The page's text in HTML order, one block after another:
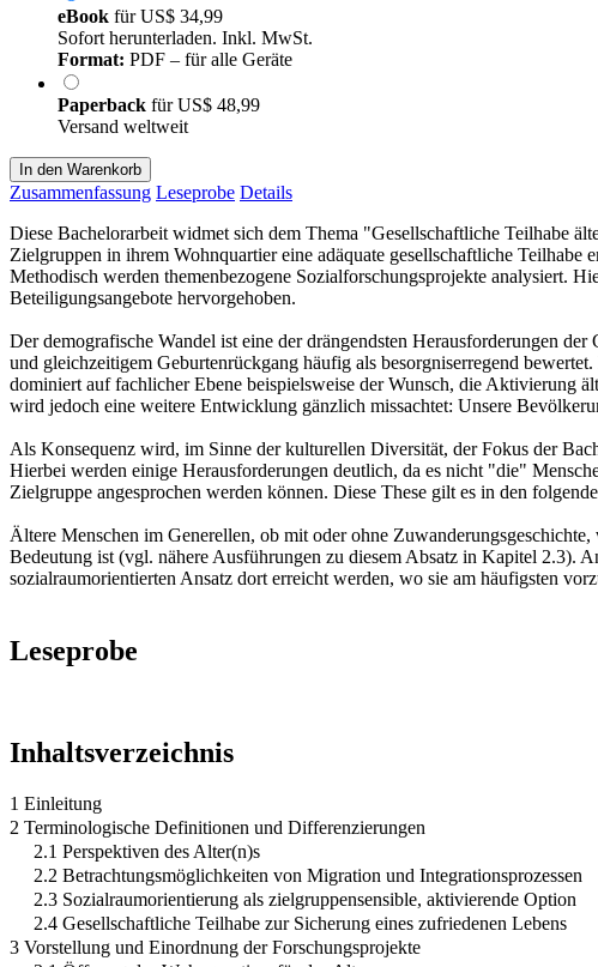
eBook fürUS$ 34,99
Sofort herunterladen. Inkl. MwSt.
Format: PDF – für alle Geräte
Paperback fürUS$ 48,99
Versand weltweit
In den Warenkorb
Zusammenfassung Leseprobe Details
Diese Bachelorarbeit widmet sich dem Thema "Gesellschaftliche Teilhabe
Zielgruppen in ihrem Wohnquartier eine adäquate gesellschaftliche
Methodisch werden themenbezogene Sozialforschungsprojekte analysiert.
Beteiligungsangebote hervorgehoben.
Der demografische Wandel ist eine der drängendsten Herausforderungen
und gleichzeitigem Geburtenrückgang häufig als besorgniserregend
dominiert auf fachlicher Ebene beispielsweise der Wunsch, die Aktivierung
wird jedoch eine weitere Entwicklung gänzlich missachtet: Unsere
Als Konsequenz wird, im Sinne der kulturellen Diversität, der Fokus der
Hierbei werden einige Herausforderungen deutlich, da es nicht "die"
Zielgruppe angesprochen werden können. Diese These gilt es in den
Ältere Menschen im Generellen, ob mit oder ohne
Bedeutung ist (vgl. nähere Ausführungen zu diesem Absatz in Kapitel 2.3).
sozialraumorientierten Ansatz dort erreicht werden, wo sie am häufigsten
Leseprobe
Inhaltsverzeichnis
1 Einleitung
2 Terminologische Definitionen und Differenzierungen
2.1 Perspektiven des Alter(n)s
2.2 Betrachtungsmöglichkeiten von Migration und Integrationsprozessen
2.3 Sozialraumorientierung als zielgruppensensible, aktivierende Option
2.4 Gesellschaftliche Teilhabe zur Sicherung eines zufriedenen Lebens
3 Vorstellung und Einordnung der Forschungsprojekte